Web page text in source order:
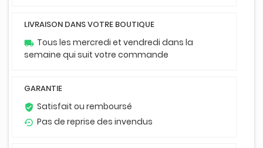
LIVRAISON DANS VOTRE BOUTIQUE
local_shipping Tous les mercredi et vendredi dans la
semaine qui suit votre commande
GARANTIE
verified_user Satisfait ou remboursé
settings_backup_restore Pas de reprise des invendus